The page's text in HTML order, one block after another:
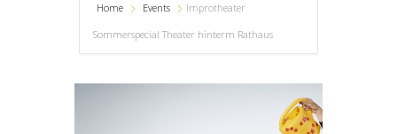
Home Events
Improtheater
Sommerspecial Theater hinterm Rathaus